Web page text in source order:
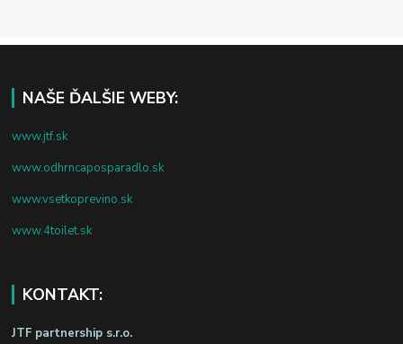
NAŠE ĎALŠIE WEBY:
www.jtf.sk
www.odhrncaposparadlo.sk
www.vsetkoprevino.sk
www.4toilet.sk
KONTAKT:
JTF partnership s.r.o.